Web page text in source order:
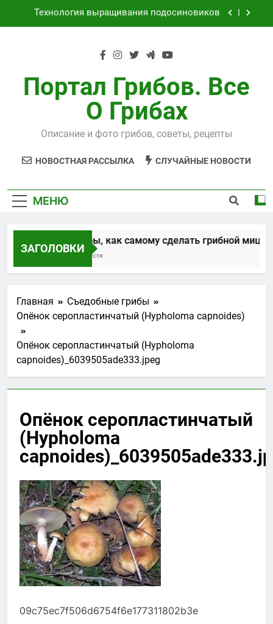
Перейти
Выращивания чайного гриба
Способы, как самому сделать грибной
мицелий
Технология выращивания подосиновиков
Как выращивать рыжики на даче
Выращивания чайного гриба
Портал Грибов. Все
О Грибах
Описание и фото грибов, советы, рецепты
НОВОСТНАЯ РАССЫЛКА СЛУЧАЙНЫЕ НОВОСТИ
МЕНЮ
ЗАГОЛОВКИ
Способы, как самому сделать грибной
5 Лет Спустя
Главная
Съедобные грибы
Опёнок серопластинчатый (Hypholoma capnoides)
Опёнок серопластинчатый (Hypholoma
capnoides)_6039505ade333.jpeg
Опёнок серопластинчатый
(Hypholoma
09c75ec7f506d6754f6e177311802b3e